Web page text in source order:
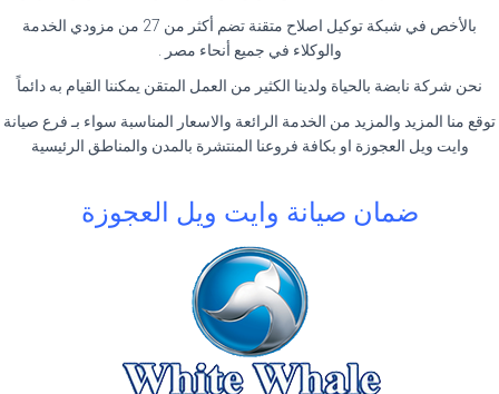
بالأخص في شبكة توكيل اصلاح متقنة تضم أكثر من 27 من مزودي الخدمة
والوكلاء في جميع أنحاء مصر .
نحن شركة نابضة بالحياة ولدينا الكثير من العمل المتقن يمكننا القيام به دائماً
توقع منا المزيد والمزيد من الخدمة الرائعة والاسعار المناسبة سواء بـ فرع صيانة
وايت ويل العجوزة او بكافة فروعنا المنتشرة بالمدن والمناطق الرئيسية
ضمان صيانة وايت ويل العجوزة